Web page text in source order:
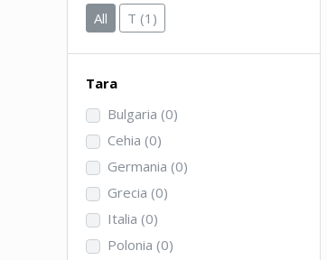
All T (1)
Tara
Bulgaria (0)
Cehia (0)
Germania (0)
Grecia (0)
Italia (0)
Polonia (0)